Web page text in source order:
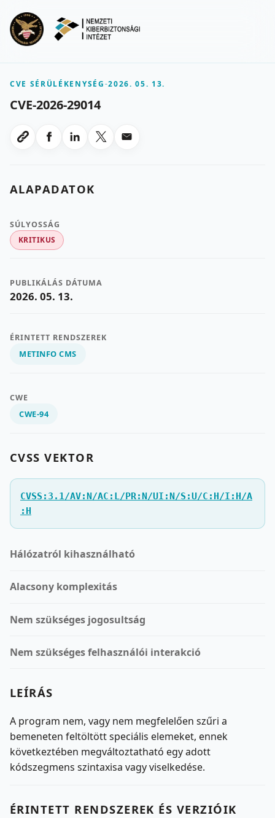
CVE SÉRÜLÉKENYSÉG-2026. 05. 13.
CVE-2026-29014
Link masolasa
Megosztas Facebookon
Megosztas LinkedInen
Megosztas X-en
Megosztas emailben
ALAPADATOK
SÚLYOSSÁG
KRITIKUS
PUBLIKÁLÁS DÁTUMA
2026. 05. 13.
ÉRINTETT RENDSZEREK
METINFO CMS
CWE
CWE-94
CVSS VEKTOR
CVSS:3.1/AV:N/AC:L/PR:N/UI:N/S:U/C:H/I:H/A
:H
Hálózatról kihasználható
Alacsony komplexitás
Nem szükséges jogosultság
Nem szükséges felhasználói interakció
LEÍRÁS
A program nem, vagy nem megfelelően szűri a
bemeneten feltöltött speciális elemeket, ennek
következtében megváltoztatható egy adott
kódszegmens szintaxisa vagy viselkedése.
ÉRINTETT RENDSZEREK ÉS VERZIÓIK